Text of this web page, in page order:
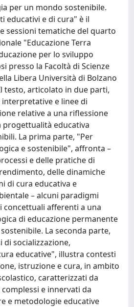
per un mondo sostenibile.
educativi e di cura" è il
sessioni tematiche del quarto
"Educazione Terra
per lo sviluppo
presso la Facoltà di Scienze
Libera Università di Bolzano
testo, articolato in due parti,
e linee di
relative a una riflessione
progettualità educativa
La prima parte, "Per
e sostenibile", affronta –
e delle pratiche di
delle dinamiche
di cura educativa e
– alcuni paradigmi
afferenti a una
di educazione permanente
La seconda parte,
di socializzazione,
educative", illustra contesti
istruzione e cura, in ambito
caratterizzati da
e innervati da
e metodologie educative